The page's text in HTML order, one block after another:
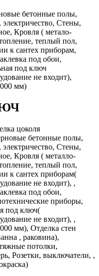
бетонные полы,
Стены,
Кровля ( метало-
теплый пол,
к сантех приборам,
под обои,
под ключ
не входит),
мм)
цоколя
бетонные полы,
Стены,
Кровля ( металло-
теплый пол,
к сантех приборам(
не входит), ,
под обои,
приборы,
под ключ(
не входит), ,
мм), Отделка стен
, раковина),
потолки,
Розетки, выключатели, ,